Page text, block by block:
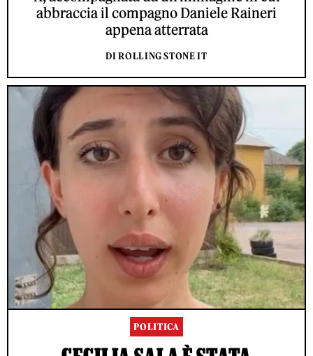
abbraccia il compagno Daniele Raineri
appena atterrata
DI ROLLING STONE IT
POLITICA